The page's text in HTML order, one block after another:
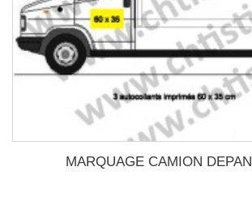
MARQUAGE CAMION